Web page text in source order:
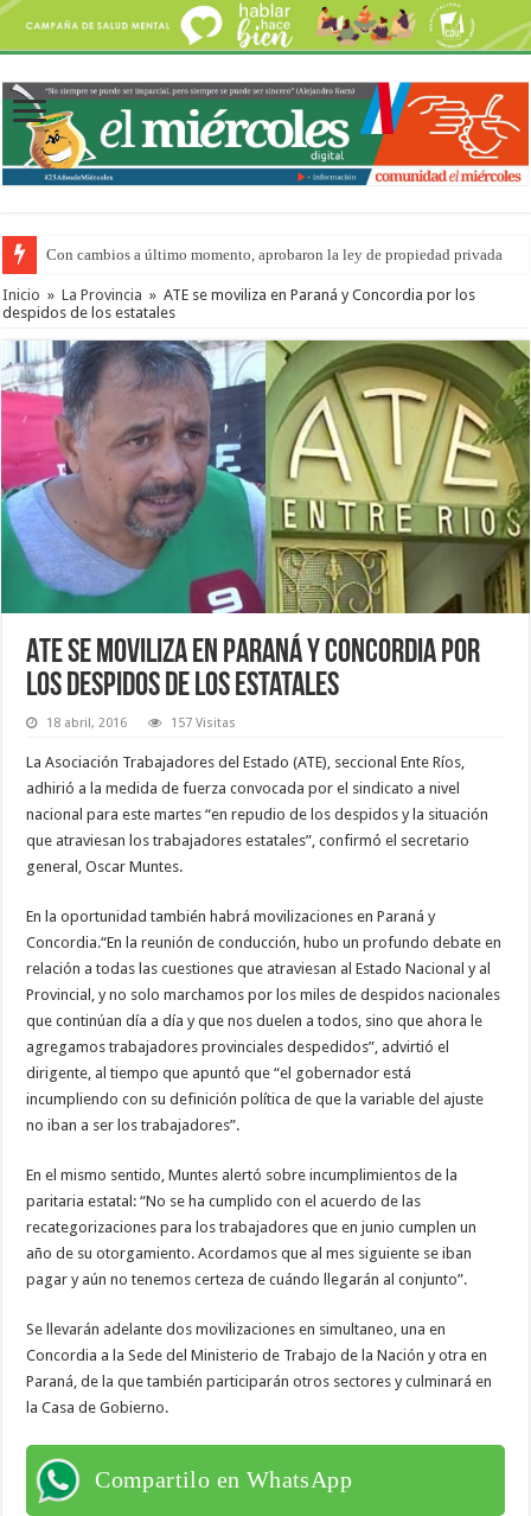
Con cambios a último momento, aprobaron la ley de propiedad privada
Inicio » La Provincia » ATE se moviliza en Paraná y Concordia por los
despidos de los estatales
ATE se moviliza en Paraná y Concordia por
los despidos de los estatales
18 abril, 2016 157 Visitas
La Asociación Trabajadores del Estado (ATE), seccional Ente Ríos,
adhirió a la medida de fuerza convocada por el sindicato a nivel
nacional para este martes “en repudio de los despidos y la situación
que atraviesan los trabajadores estatales”, confirmó el secretario
general, Oscar Muntes.
En la oportunidad también habrá movilizaciones en Paraná y
Concordia.“En la reunión de conducción, hubo un profundo debate en
relación a todas las cuestiones que atraviesan al Estado Nacional y al
Provincial, y no solo marchamos por los miles de despidos nacionales
que continúan día a día y que nos duelen a todos, sino que ahora le
agregamos trabajadores provinciales despedidos”, advirtió el
dirigente, al tiempo que apuntó que “el gobernador está
incumpliendo con su definición política de que la variable del ajuste
no iban a ser los trabajadores”.
En el mismo sentido, Muntes alertó sobre incumplimientos de la
paritaria estatal: “No se ha cumplido con el acuerdo de las
recategorizaciones para los trabajadores que en junio cumplen un
año de su otorgamiento. Acordamos que al mes siguiente se iban
pagar y aún no tenemos certeza de cuándo llegarán al conjunto”.
Se llevarán adelante dos movilizaciones en simultaneo, una en
Concordia a la Sede del Ministerio de Trabajo de la Nación y otra en
Paraná, de la que también participarán otros sectores y culminará en
la Casa de Gobierno.
Compartilo en WhatsApp